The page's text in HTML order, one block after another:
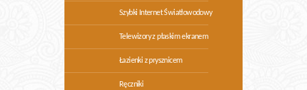
Szybki Internet Światłowodowy
Telewizory z płaskim ekranem
Łazienki z prysznicem
Ręczniki